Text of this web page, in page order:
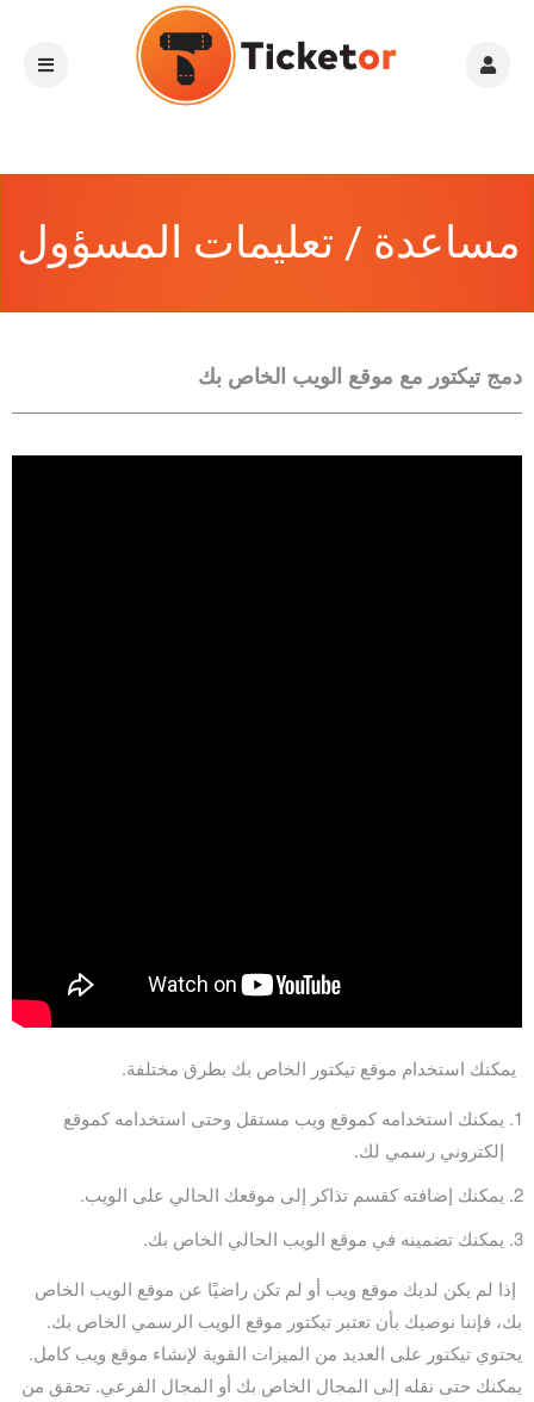
مساعدة / تعليمات المسؤول
دمج تيكتور مع موقع الويب الخاص بك
يمكنك استخدام موقع تيكتور الخاص بك بطرق مختلفة.
يمكنك استخدامه كموقع ويب مستقل وحتى استخدامه كموقع
إلكتروني رسمي لك.
يمكنك إضافته كقسم تذاكر إلى موقعك الحالي على الويب.
يمكنك تضمينه في موقع الويب الحالي الخاص بك.
إذا لم يكن لديك موقع ويب أو لم تكن راضيًا عن موقع الويب الخاص
بك، فإننا نوصيك بأن تعتبر تيكتور موقع الويب الرسمي الخاص بك.
يحتوي تيكتور على العديد من الميزات القوية لإنشاء موقع ويب كامل.
يمكنك حتى نقله إلى المجال الخاص بك أو المجال الفرعي. تحقق من